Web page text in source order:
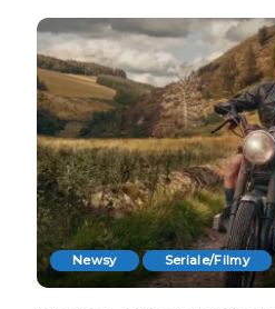
Newsy Seriale/Filmy